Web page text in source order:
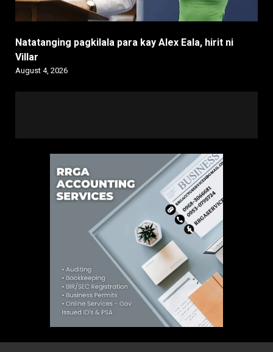
Natatanging pagkilala para kay Alex Eala, hirit ni
Villar
August 4, 2026